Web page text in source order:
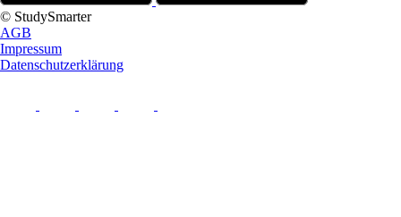
© StudySmarter
AGB
Impressum
Datenschutzerklärung